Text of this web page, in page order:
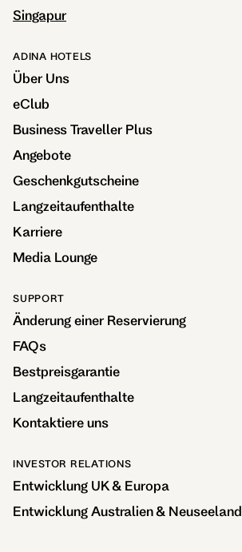
Singapur
ADINA HOTELS
Über Uns
eClub
Business Traveller Plus
Angebote
Geschenkgutscheine
Langzeitaufenthalte
Karriere
Media Lounge
SUPPORT
Änderung einer Reservierung
FAQs
Bestpreisgarantie
Langzeitaufenthalte
Kontaktiere uns
INVESTOR RELATIONS
Entwicklung UK & Europa
Entwicklung Australien & Neuseeland